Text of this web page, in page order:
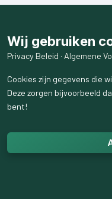
Wij gebruiken
Privacy Beleid · Algemene
Cookies zijn gegevens die
Deze zorgen bijvoorbeeld
bent!